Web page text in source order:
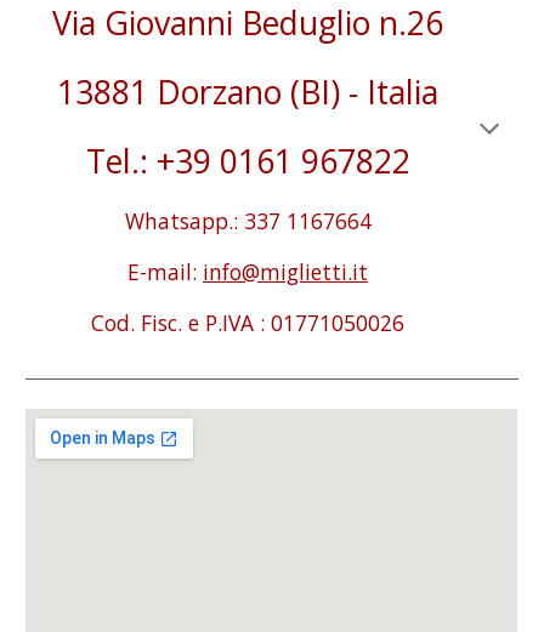
Via Giovanni Beduglio n.26
13881 Dorzano (BI) - Italia
Tel.: +39 0161 967822
Whatsapp.: 337 1167664
E-mail: info@miglietti.it
Cod. Fisc. e P.IVA : 01771050026